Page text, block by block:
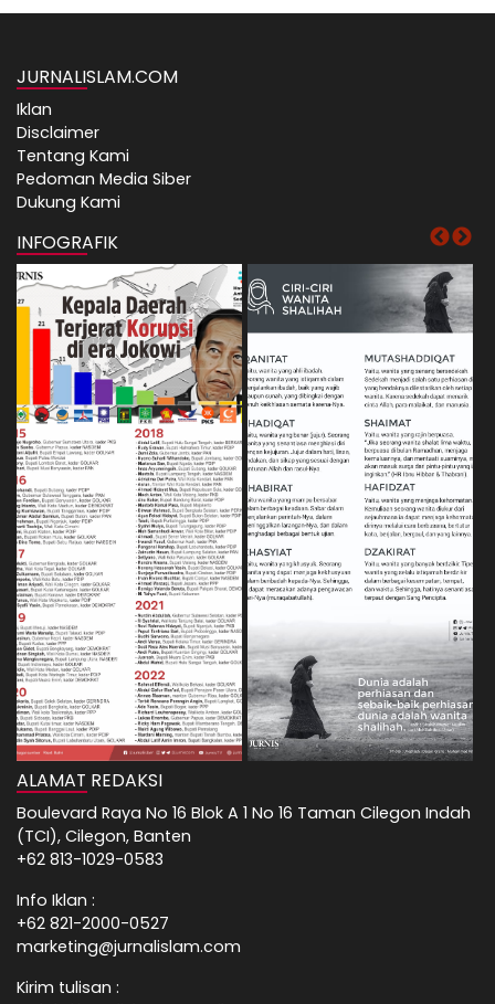
JURNALISLAM.COM
Iklan
Disclaimer
Tentang Kami
Pedoman Media Siber
Dukung Kami
INFOGRAFIK
ALAMAT REDAKSI
Boulevard Raya No 16 Blok A 1 No 16 Taman Cilegon Indah
(TCI), Cilegon, Banten
+62 813-1029-0583
Info Iklan :
+62 821-2000-0527
marketing@jurnalislam.com
Kirim tulisan :